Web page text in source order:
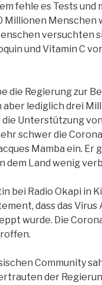
fehle es Tests
Millionen Menschen
versuchten
und Vitamin C
die Regierung zur
lediglich drei
die Unterstützung
schwer die
Mamba ein. Er
dem Land wenig
bei Radio Okapi in
dass das Virus
wurde. Die
Community
der